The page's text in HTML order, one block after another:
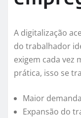
A digitalização
do trabalhador
exigem cada vez
prática, isso se
Maior
Expansão do